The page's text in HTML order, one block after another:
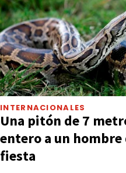
INTERNACIONALES
Una pitón de 7
entero a un hombre
fiesta